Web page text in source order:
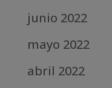
junio 2022
mayo 2022
abril 2022